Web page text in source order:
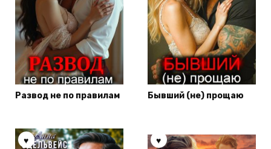
Развод не по правилам Бывший (не) прощаю